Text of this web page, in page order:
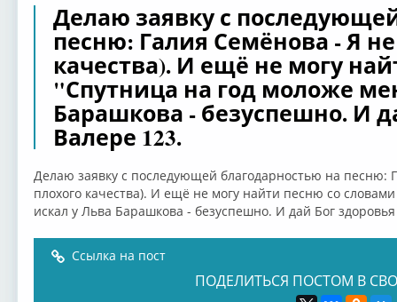
Делаю заявку с
песню: Галия Семёнова - Я
качества). И ещё не могу
"Спутница на год моложе
Барашкова - безуспешно. И
Валере 123.
Делаю заявку с последующей благодарностью на песню:
плохого качества). И ещё не могу найти песню со
искал у Льва Барашкова - безуспешно. И дай Бог
Ссылка на пост
ПОДЕЛИТЬСЯ ПОСТОМ В